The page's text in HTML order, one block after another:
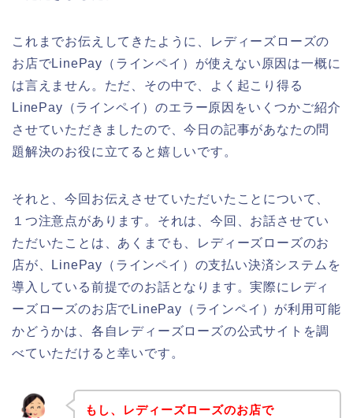
これまでお伝えしてきたように、レディーズローズの
お店でLinePay（ラインペイ）が使えない原因は一概に
は言えません。ただ、その中で、よく起こり得る
LinePay（ラインペイ）のエラー原因をいくつかご紹介
させていただきましたので、今日の記事があなたの問
題解決のお役に立てると嬉しいです。
それと、今回お伝えさせていただいたことについて、
１つ注意点があります。それは、今回、お話させてい
ただいたことは、あくまでも、レディーズローズのお
店が、LinePay（ラインペイ）の支払い決済システムを
導入している前提でのお話となります。実際にレディ
ーズローズのお店でLinePay（ラインペイ）が利用可能
かどうかは、各自レディーズローズの公式サイトを調
べていただけると幸いです。
もし、レディーズローズのお店で